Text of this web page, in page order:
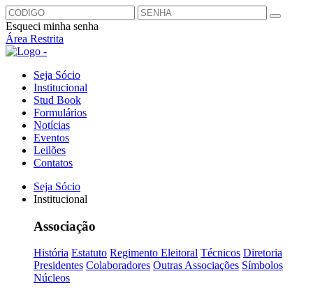
Esqueci minha senha
Área Restrita
Seja Sócio
Institucional
Stud Book
Formulários
Notícias
Eventos
Leilões
Contatos
Seja Sócio
Institucional
Associação
História Estatuto Regimento Eleitoral Técnicos Diretoria
Presidentes Colaboradores Outras Associações Símbolos
Núcleos